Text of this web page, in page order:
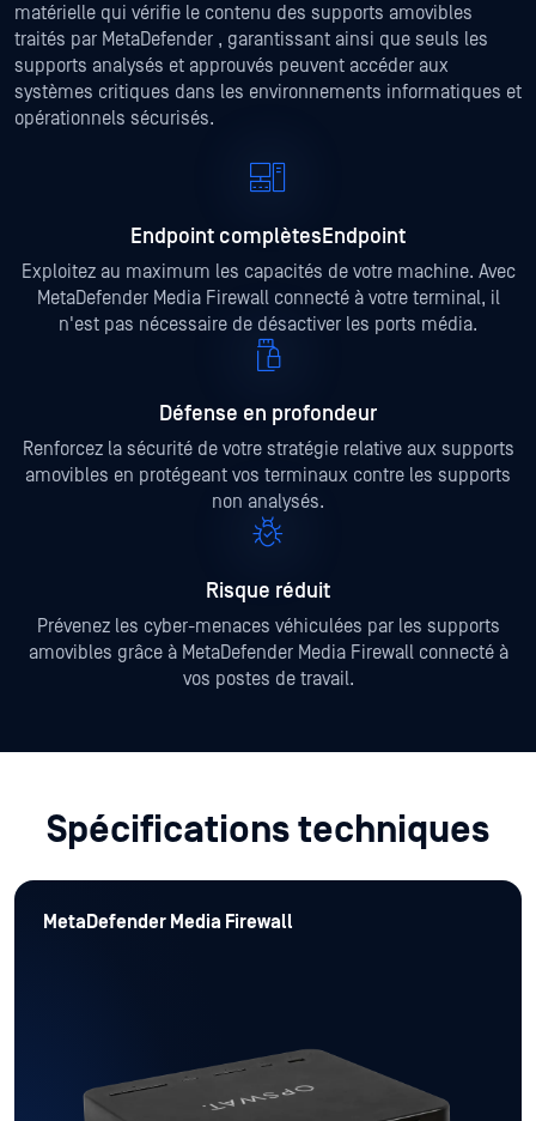
matérielle qui vérifie le contenu des supports amovibles
traités par MetaDefender , garantissant ainsi que seuls les
supports analysés et approuvés peuvent accéder aux
systèmes critiques dans les environnements informatiques et
opérationnels sécurisés.
Endpoint complètesEndpoint
Exploitez au maximum les capacités de votre machine. Avec
MetaDefender Media Firewall connecté à votre terminal, il
n'est pas nécessaire de désactiver les ports média.
Défense en profondeur
Renforcez la sécurité de votre stratégie relative aux supports
amovibles en protégeant vos terminaux contre les supports
non analysés.
Risque réduit
Prévenez les cyber-menaces véhiculées par les supports
amovibles grâce à MetaDefender Media Firewall connecté à
vos postes de travail.
Spécifications techniques
MetaDefender Media Firewall